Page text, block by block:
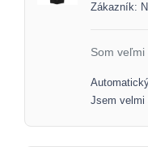
Zákazník:
Som
Jsem velmi